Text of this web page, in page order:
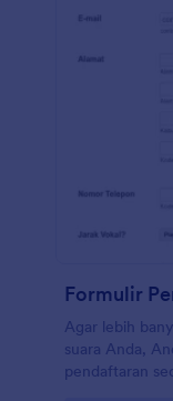
Formulir
Agar lebih
suara Anda,
pendaftaran